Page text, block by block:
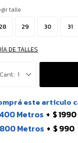
talle
28
29 30 31
DE TALLES
1
este artículo
Metros $ 1990
Metros $ 990